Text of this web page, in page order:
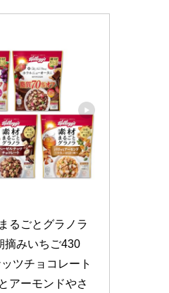
るごとグラノラ
摘みいちご430
ツチョコレート
アーモンドやさ